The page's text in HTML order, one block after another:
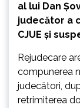
al lui Dan
judecător a
CJUE și
Rejudecare
compunerea
judecători,
retrimiterea